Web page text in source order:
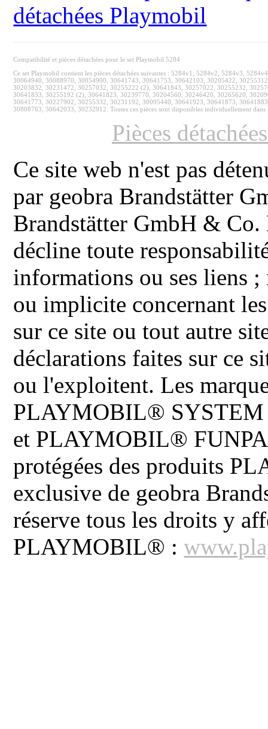
détachées Playmobil
Compatibilité et pièces détachées pour le set Playmobil 5284
Ce set Playmobil contient les pièces détachées suivantes : 5284v1, 5284v2, 5284v3,
30064940, 30088970, 30054900, 30641743, 30641753, 30642103, 30205422,
30203832, 30231472, 30257032, 30255222 (2), 30641843, 30257022, 30255232,
30641833, 30255192 (2), 30641823, 30239770, 30204560, 30246420, 30265620,
30641773, 30227902, 30255332, 30231192, 30095440, 30641923, 30641873,
30808763, 30642033, 30232912. Toutes ces pièces sont disponibles individuellement dans
Pièces
Ce site web n'est pas
par geobra Brandstätter
Brandstätter GmbH & Co.
décline toute
informations ou ses liens ;
ou implicite concernant
sur ce site ou tout autre
déclarations faites sur ce
ou l'exploitent. Les
PLAYMOBIL®
et PLAYMOBIL®
protégées des produits
exclusive de geobra
réserve tous les droits y
PLAYMOBIL® :